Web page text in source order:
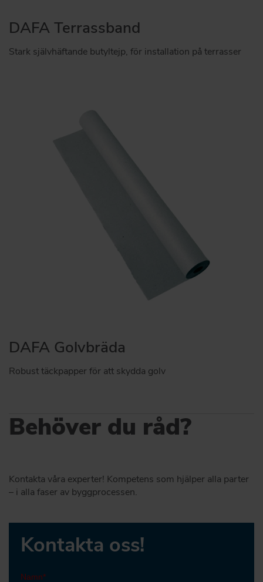
DAFA Terrassband
Stark självhäftande butyltejp, för installation på terrasser
DAFA Golvbräda
Robust täckpapper för att skydda golv
Behöver du råd?
Kontakta våra experter! Kompetens som hjälper alla parter
– i alla faser av byggprocessen.
Kontakta oss!
Namn*